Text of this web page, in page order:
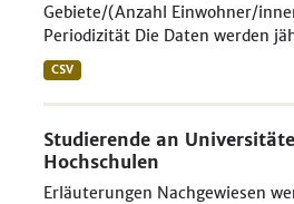
Gebiete/(Anzahl Einwohner/
Periodizität Die Daten werden
CSV
Studierende an
Hochschulen
Erläuterungen Nachgewiesen